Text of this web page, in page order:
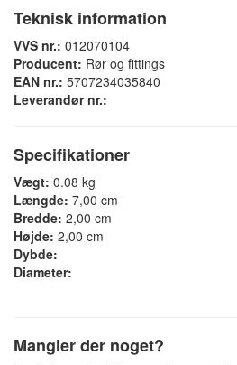
Teknisk information
VVS nr.: 012070104
Producent: Rør og fittings
EAN nr.: 5707234035840
Leverandør nr.:
Specifikationer
Vægt: 0.08 kg
Længde: 7,00 cm
Bredde: 2,00 cm
Højde: 2,00 cm
Dybde:
Diameter:
Mangler der noget?